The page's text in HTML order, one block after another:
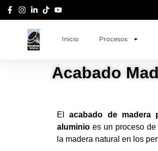
Inicio Procesos
Acabado
Elacabado de
aluminio es un proceso
la madera natural en los